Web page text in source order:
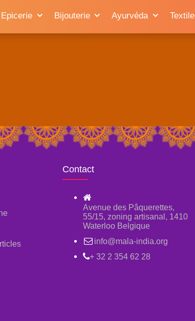
Epicerie Bijouterie Ayurvéda Textile
Contact
Avenue des Pâquerettes,
55/15, zoning artisanal, 1410
Waterloo Belgique
info@mala-india.org
+ 32 2 354 62 28